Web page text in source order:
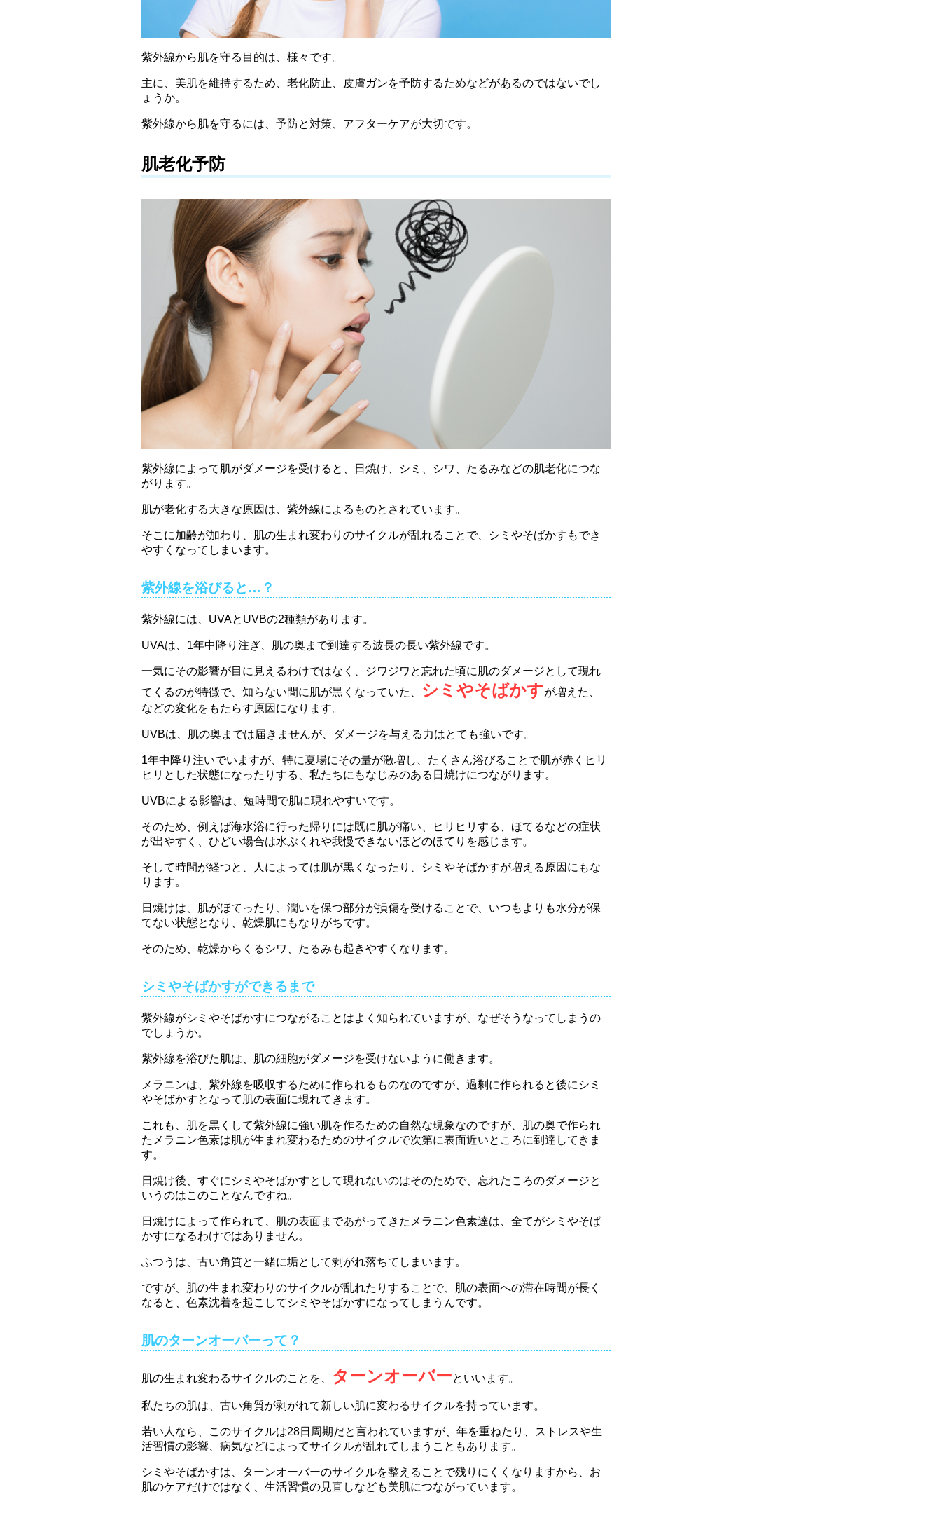
紫外線から肌を守る目的は、様々です。
主に、美肌を維持するため、老化防止、皮膚ガンを予防するためなどがあるのではないでし
ょうか。
紫外線から肌を守るには、予防と対策、アフターケアが大切です。
肌老化予防
紫外線によって肌がダメージを受けると、日焼け、シミ、シワ、たるみなどの肌老化につな
がります。
肌が老化する大きな原因は、紫外線によるものとされています。
そこに加齢が加わり、肌の生まれ変わりのサイクルが乱れることで、シミやそばかすもでき
やすくなってしまいます。
紫外線を浴びると…？
紫外線には、UVAとUVBの2種類があります。
UVAは、1年中降り注ぎ、肌の奥まで到達する波長の長い紫外線です。
一気にその影響が目に見えるわけではなく、ジワジワと忘れた頃に肌のダメージとして現れ
てくるのが特徴で、知らない間に肌が黒くなっていた、
シミやそばかすが増えた、
などの変化をもたらす原因になります。
UVBは、肌の奥までは届きませんが、ダメージを与える力はとても強いです。
1年中降り注いでいますが、特に夏場にその量が激増し、たくさん浴びることで肌が赤くヒリ
ヒリとした状態になったりする、私たちにもなじみのある日焼けにつながります。
UVBによる影響は、短時間で肌に現れやすいです。
そのため、例えば海水浴に行った帰りには既に肌が痛い、ヒリヒリする、ほてるなどの症状
が出やすく、ひどい場合は水ぶくれや我慢できないほどのほてりを感じます。
そして時間が経つと、人によっては肌が黒くなったり、シミやそばかすが増える原因にもな
ります。
日焼けは、肌がほてったり、潤いを保つ部分が損傷を受けることで、いつもよりも水分が保
てない状態となり、乾燥肌にもなりがちです。
そのため、乾燥からくるシワ、たるみも起きやすくなります。
シミやそばかすができるまで
紫外線がシミやそばかすにつながることはよく知られていますが、なぜそうなってしまうの
でしょうか。
紫外線を浴びた肌は、肌の細胞がダメージを受けないように働きます。
メラニンは、紫外線を吸収するために作られるものなのですが、過剰に作られると後にシミ
やそばかすとなって肌の表面に現れてきます。
これも、肌を黒くして紫外線に強い肌を作るための自然な現象なのですが、肌の奥で作られ
たメラニン色素は肌が生まれ変わるためのサイクルで次第に表面近いところに到達してきま
す。
日焼け後、すぐにシミやそばかすとして現れないのはそのためで、忘れたころのダメージと
いうのはこのことなんですね。
日焼けによって作られて、肌の表面まであがってきたメラニン色素達は、全てがシミやそば
かすになるわけではありません。
ふつうは、古い角質と一緒に垢として剥がれ落ちてしまいます。
ですが、肌の生まれ変わりのサイクルが乱れたりすることで、肌の表面への滞在時間が長く
なると、色素沈着を起こしてシミやそばかすになってしまうんです。
肌のターンオーバーって？
肌の生まれ変わるサイクルのことを、 ターンオーバーといいます。
私たちの肌は、古い角質が剥がれて新しい肌に変わるサイクルを持っています。
若い人なら、このサイクルは28日周期だと言われていますが、年を重ねたり、ストレスや生
活習慣の影響、病気などによってサイクルが乱れてしまうこともあります。
シミやそばかすは、ターンオーバーのサイクルを整えることで残りにくくなりますから、お
肌のケアだけではなく、生活習慣の見直しなども美肌につながっています。